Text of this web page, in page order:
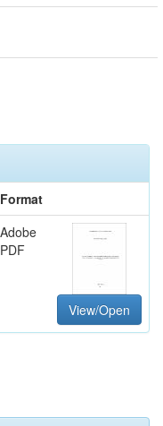
Format
Adobe
PDF
View/Open